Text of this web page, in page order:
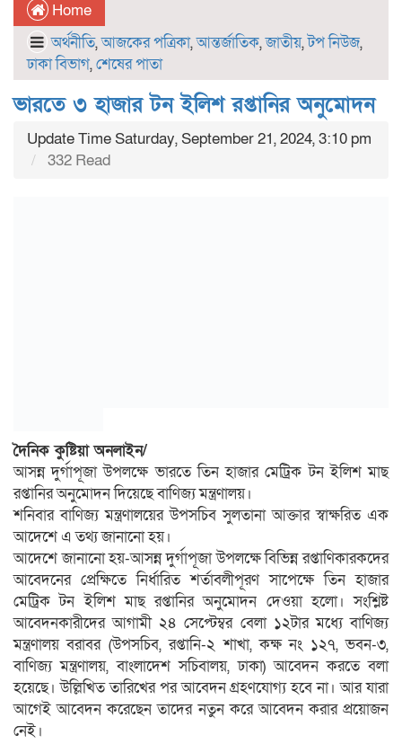
Home
অর্থনীতি,আজকের পত্রিকা,আন্তর্জাতিক,জাতীয়,টপ নিউজ,
ঢাকা বিভাগ,শেষের পাতা
ভারতে ৩ হাজার টন ইলিশ রপ্তানির অনুমোদন
Update Time Saturday, September 21, 2024, 3:10 pm
332 Read
দৈনিক কুষ্টিয়া অনলাইন/
আসন্ন দুর্গাপূজা উপলক্ষে ভারতে তিন হাজার মেট্রিক টন ইলিশ মাছ
রপ্তানির অনুমোদন দিয়েছে বাণিজ্য মন্ত্রণালয়।
শনিবার বাণিজ্য মন্ত্রণালয়ের উপসচিব সুলতানা আক্তার স্বাক্ষরিত এক
আদেশে এ তথ্য জানানো হয়।
আদেশে জানানো হয়-আসন্ন দুর্গাপূজা উপলক্ষে বিভিন্ন রপ্তাণিকারকদের
আবেদনের প্রেক্ষিতে নির্ধারিত শর্তাবলীপূরণ সাপেক্ষে তিন হাজার
মেট্রিক টন ইলিশ মাছ রপ্তানির অনুমোদন দেওয়া হলো। সংশ্লিষ্ট
আবেদনকারীদের আগামী ২৪ সেপ্টেম্বর বেলা ১২টার মধ্যে বাণিজ্য
মন্ত্রণালয় বরাবর (উপসচিব, রপ্তানি-২ শাখা, কক্ষ নং ১২৭, ভবন-৩,
বাণিজ্য মন্ত্রণালয়, বাংলাদেশ সচিবালয়, ঢাকা) আবেদন করতে বলা
হয়েছে। উল্লিখিত তারিখের পর আবেদন গ্রহণযোগ্য হবে না। আর যারা
আগেই আবেদন করেছেন তাদের নতুন করে আবেদন করার প্রয়োজন
নেই।